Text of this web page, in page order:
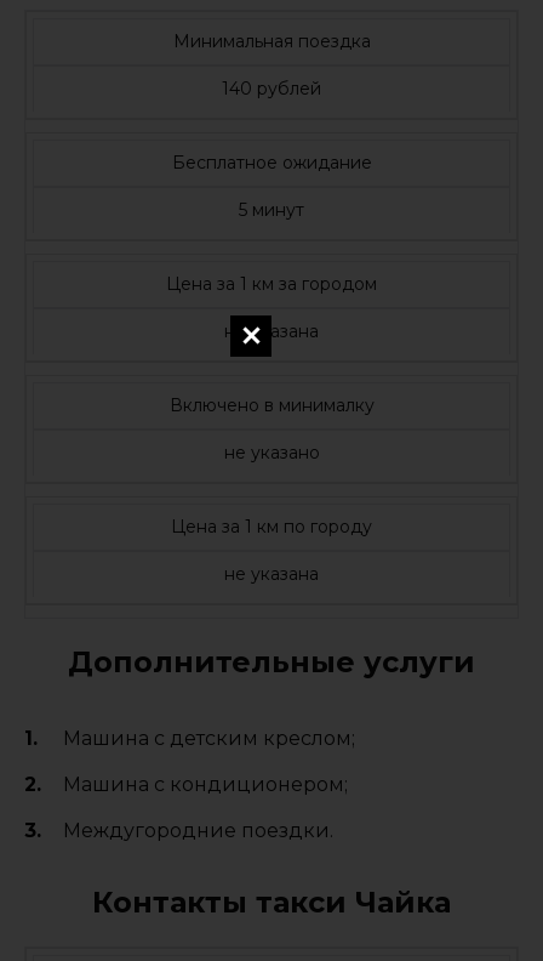
Минимальная поездка
140 рублей
Бесплатное ожидание
5 минут
Цена за 1 км за городом
не указана
Включено в минималку
не указано
Цена за 1 км по городу
не указана
Дополнительные услуги
Машина с детским креслом;
Машина с кондиционером;
Междугородние поездки.
Контакты такси Чайка